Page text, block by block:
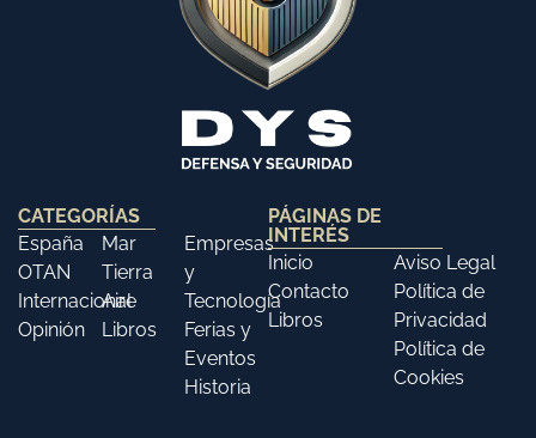
CATEGORÍAS
España
OTAN
Internacional
Opinión
Mar
Tierra
Aire
Libros
Empresas
y
Tecnología
Ferias y
Eventos
Historia
PÁGINAS DE
INTERÉS
Inicio
Contacto
Libros
Aviso Legal
Política de
Privacidad
Política de
Cookies